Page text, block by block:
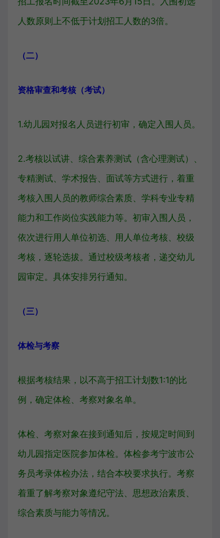
人数原则上不低于计划招工人数的3倍。
（二）
资格审查和考核（考试）
1.幼儿园对报名人员进行初审，确定入围人员。
2.考核以试讲、综合素养测试（含心理测试）、
专精测试、学术报告、面试等方式进行，着重
考核入围人员的教师综合素质、学科专业专精
能力和工作岗位实践能力等。初审入围人员，
依次进行用人单位初选、用人单位考核、校级
考核，逐轮选拔。通过校级考核者，递交幼儿
园审定。具体安排另行通知。
（三）
体检与考察
根据考核结果，以不高于招工计划数1:1的比
例，确定体检、考察对象名单。
体检、考察对象在接到通知后，按规定时间到
幼儿园指定医院参加体检。体检参考宁波市公
务员考录体检办法，结合本校要求执行。考察
着重了解考察对象遵纪守法、思想政治素质、
综合素质与能力等情况。